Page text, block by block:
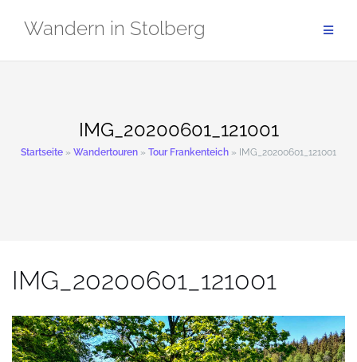
InhaltWandern in Stolberg
IMG_20200601_121001
Startseite » Wandertouren » Tour Frankenteich » IMG_20200601_121001
IMG_20200601_121001